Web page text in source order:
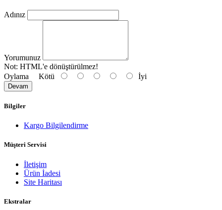
Adınız
Yorumunuz
Not: HTML'e dönüştürülmez!
Oylama Kötü İyi
Devam
Bilgiler
Kargo Bilgilendirme
Müşteri Servisi
İletişim
Ürün İadesi
Site Haritası
Ekstralar